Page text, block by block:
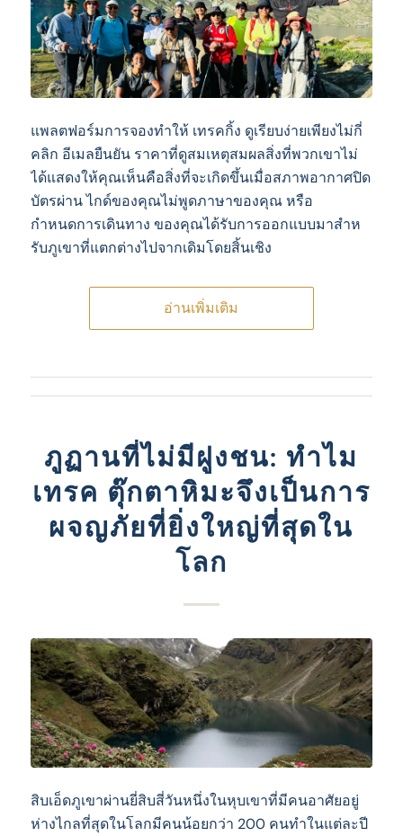
แพลตฟอร์มการจองทําให้ เทรคกิ้ง ดูเรียบง่ายเพียงไม่กี่
คลิก อีเมลยืนยัน ราคาที่ดูสมเหตุสมผลสิ่งที่พวกเขาไม่
ได้แสดงให้คุณเห็นคือสิ่งที่จะเกิดขึ้นเมื่อสภาพอากาศปิด
บัตรผ่าน ไกด์ของคุณไม่พูดภาษาของคุณ หรือ
กำหนดการเดินทาง ของคุณได้รับการออกแบบมาสําห
รับภูเขาที่แตกต่างไปจากเดิมโดยสิ้นเชิง
อ่านเพิ่มเติม
ภูฏานที่ไม่มีฝูงชน: ทําไม
เทรค ตุ๊กตาหิมะจึงเป็นการ
ผจญภัยที่ยิ่งใหญ่ที่สุดใน
โลก
สิบเอ็ดภูเขาผ่านยี่สิบสี่วันหนึ่งในหุบเขาที่มีคนอาศัยอยู่
ห่างไกลที่สุดในโลกมีคนน้อยกว่า 200 คนทําในแต่ละปี